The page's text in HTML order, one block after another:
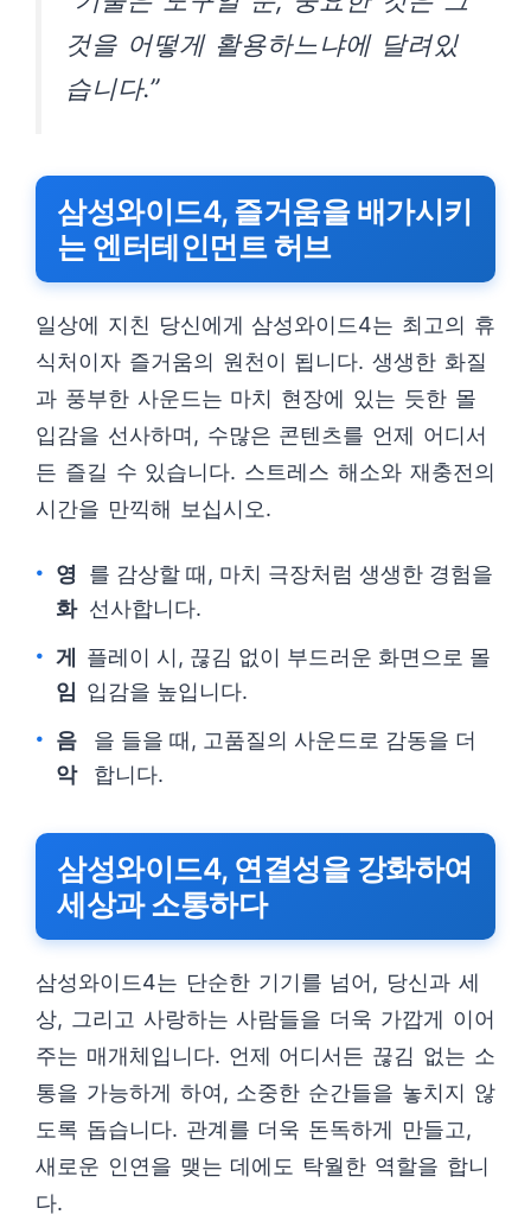
것을 어떻게 활용하느냐에 달려있
습니다.”
삼성와이드4, 즐거움을 배가시키
는 엔터테인먼트 허브
일상에 지친 당신에게 삼성와이드4는 최고의 휴
식처이자 즐거움의 원천이 됩니다. 생생한 화질
과 풍부한 사운드는 마치 현장에 있는 듯한 몰
입감을 선사하며, 수많은 콘텐츠를 언제 어디서
든 즐길 수 있습니다. 스트레스 해소와 재충전의
시간을 만끽해 보십시오.
영
화
를 감상할 때, 마치 극장처럼 생생한 경험을
선사합니다.
게
임
플레이 시, 끊김 없이 부드러운 화면으로 몰
입감을 높입니다.
음
악
을 들을 때, 고품질의 사운드로 감동을 더
합니다.
삼성와이드4, 연결성을 강화하여
세상과 소통하다
삼성와이드4는 단순한 기기를 넘어, 당신과 세
상, 그리고 사랑하는 사람들을 더욱 가깝게 이어
주는 매개체입니다. 언제 어디서든 끊김 없는 소
통을 가능하게 하여, 소중한 순간들을 놓치지 않
도록 돕습니다. 관계를 더욱 돈독하게 만들고,
새로운 인연을 맺는 데에도 탁월한 역할을 합니
다.